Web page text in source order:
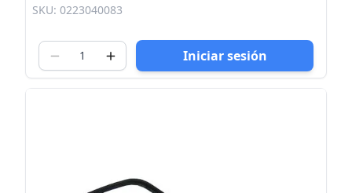
SKU: 0223040083
Iniciar sesión